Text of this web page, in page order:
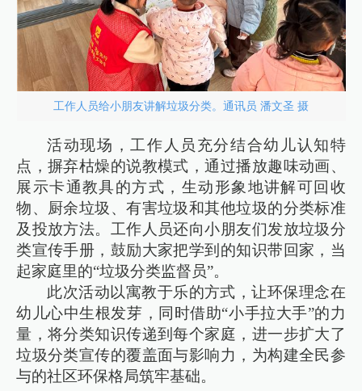
工作人员给小朋友讲解垃圾分类。通讯员 潘文圣 摄
活动现场，工作人员充分结合幼儿认知特
点，摒弃枯燥的说教模式，通过播放趣味动画、
展示卡通教具的方式，生动形象地讲解可回收
物、厨余垃圾、有害垃圾和其他垃圾的分类标准
及投放方法。工作人员还向小朋友们发放垃圾分
类宣传手册，鼓励大家把学到的知识带回家，当
起家庭里的“垃圾分类监督员”。
此次活动以寓教于乐的方式，让环保理念在
幼儿心中生根发芽，同时借助“小手拉大手”的力
量，将分类知识传递到每个家庭，进一步扩大了
垃圾分类宣传的覆盖面与影响力，为构建全民参
与的社区环保格局筑牢基础。